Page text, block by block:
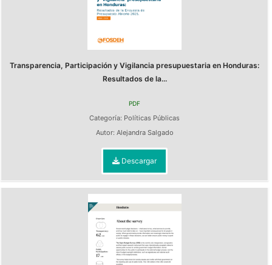
Transparencia, Participación y Vigilancia presupuestaria en Honduras:
Resultados de la...
PDF
Categoría: Políticas Públicas
Autor: Alejandra Salgado
Descargar